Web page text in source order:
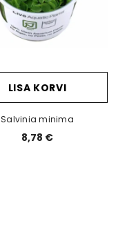
LISA KORVI
Salvinia minima
8,78 €